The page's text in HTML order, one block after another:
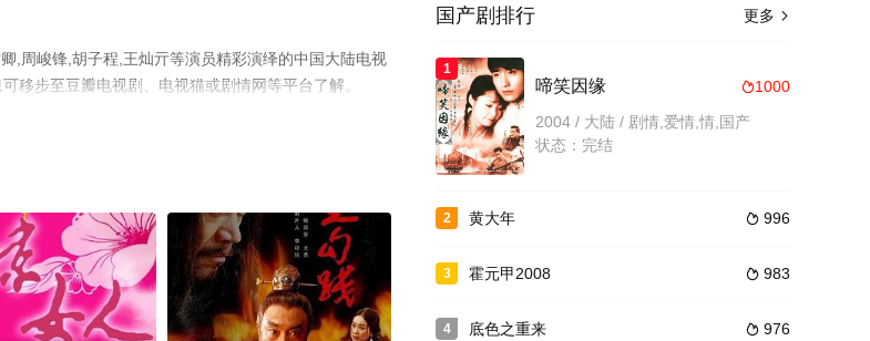
,周峻锋,胡子程,王灿亓等演员精彩演绎的中国大陆电视
移步至豆瓣电视剧、电视猫或剧情网等平台了解。
更多 
国产剧排行
1
1000
啼笑因缘
2004 / 大陆 / 剧情,爱情,情,国产
状态：完结
2  996
黄大年
3  983
霍元甲2008
4  976
底色之重来